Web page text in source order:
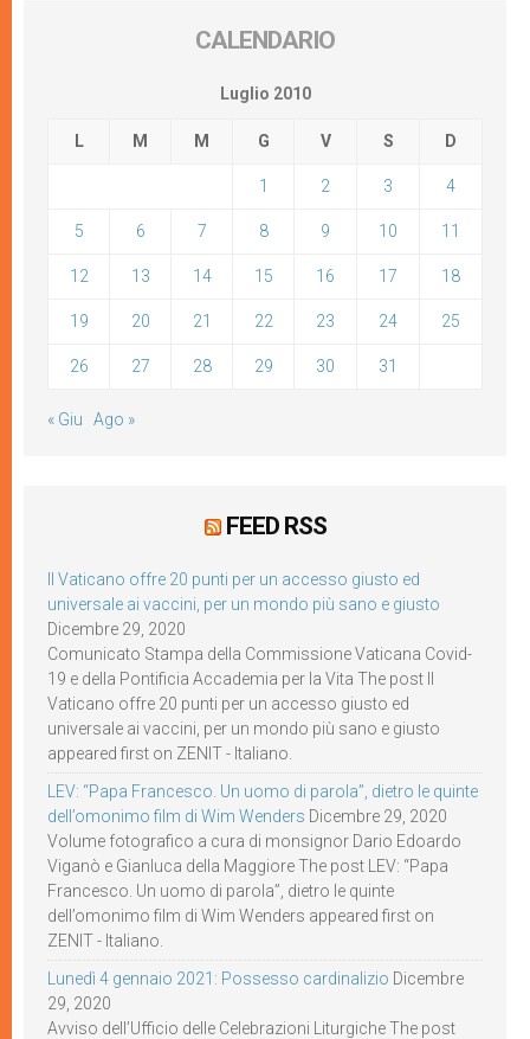
CALENDARIO
Luglio 2010
L M M G V S D
1 2 3 4
5 6 7 8 9 10 11
12 13 14 15 16 17 18
19 20 21 22 23 24 25
26 27 28 29 30 31
« Giu Ago »
FEED RSS
Il Vaticano offre 20 punti per un accesso giusto ed
universale ai vaccini, per un mondo più sano e giusto
Dicembre 29, 2020
Comunicato Stampa della Commissione Vaticana Covid-
19 e della Pontificia Accademia per la Vita The post Il
Vaticano offre 20 punti per un accesso giusto ed
universale ai vaccini, per un mondo più sano e giusto
appeared first on ZENIT - Italiano.
LEV: “Papa Francesco. Un uomo di parola”, dietro le quinte
dell’omonimo film di Wim Wenders Dicembre 29, 2020
Volume fotografico a cura di monsignor Dario Edoardo
Viganò e Gianluca della Maggiore The post LEV: “Papa
Francesco. Un uomo di parola”, dietro le quinte
dell’omonimo film di Wim Wenders appeared first on
ZENIT - Italiano.
Lunedì 4 gennaio 2021: Possesso cardinalizio Dicembre
29, 2020
Avviso dell’Ufficio delle Celebrazioni Liturgiche The post